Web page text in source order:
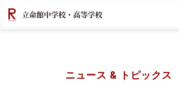
ニュース & トピックス